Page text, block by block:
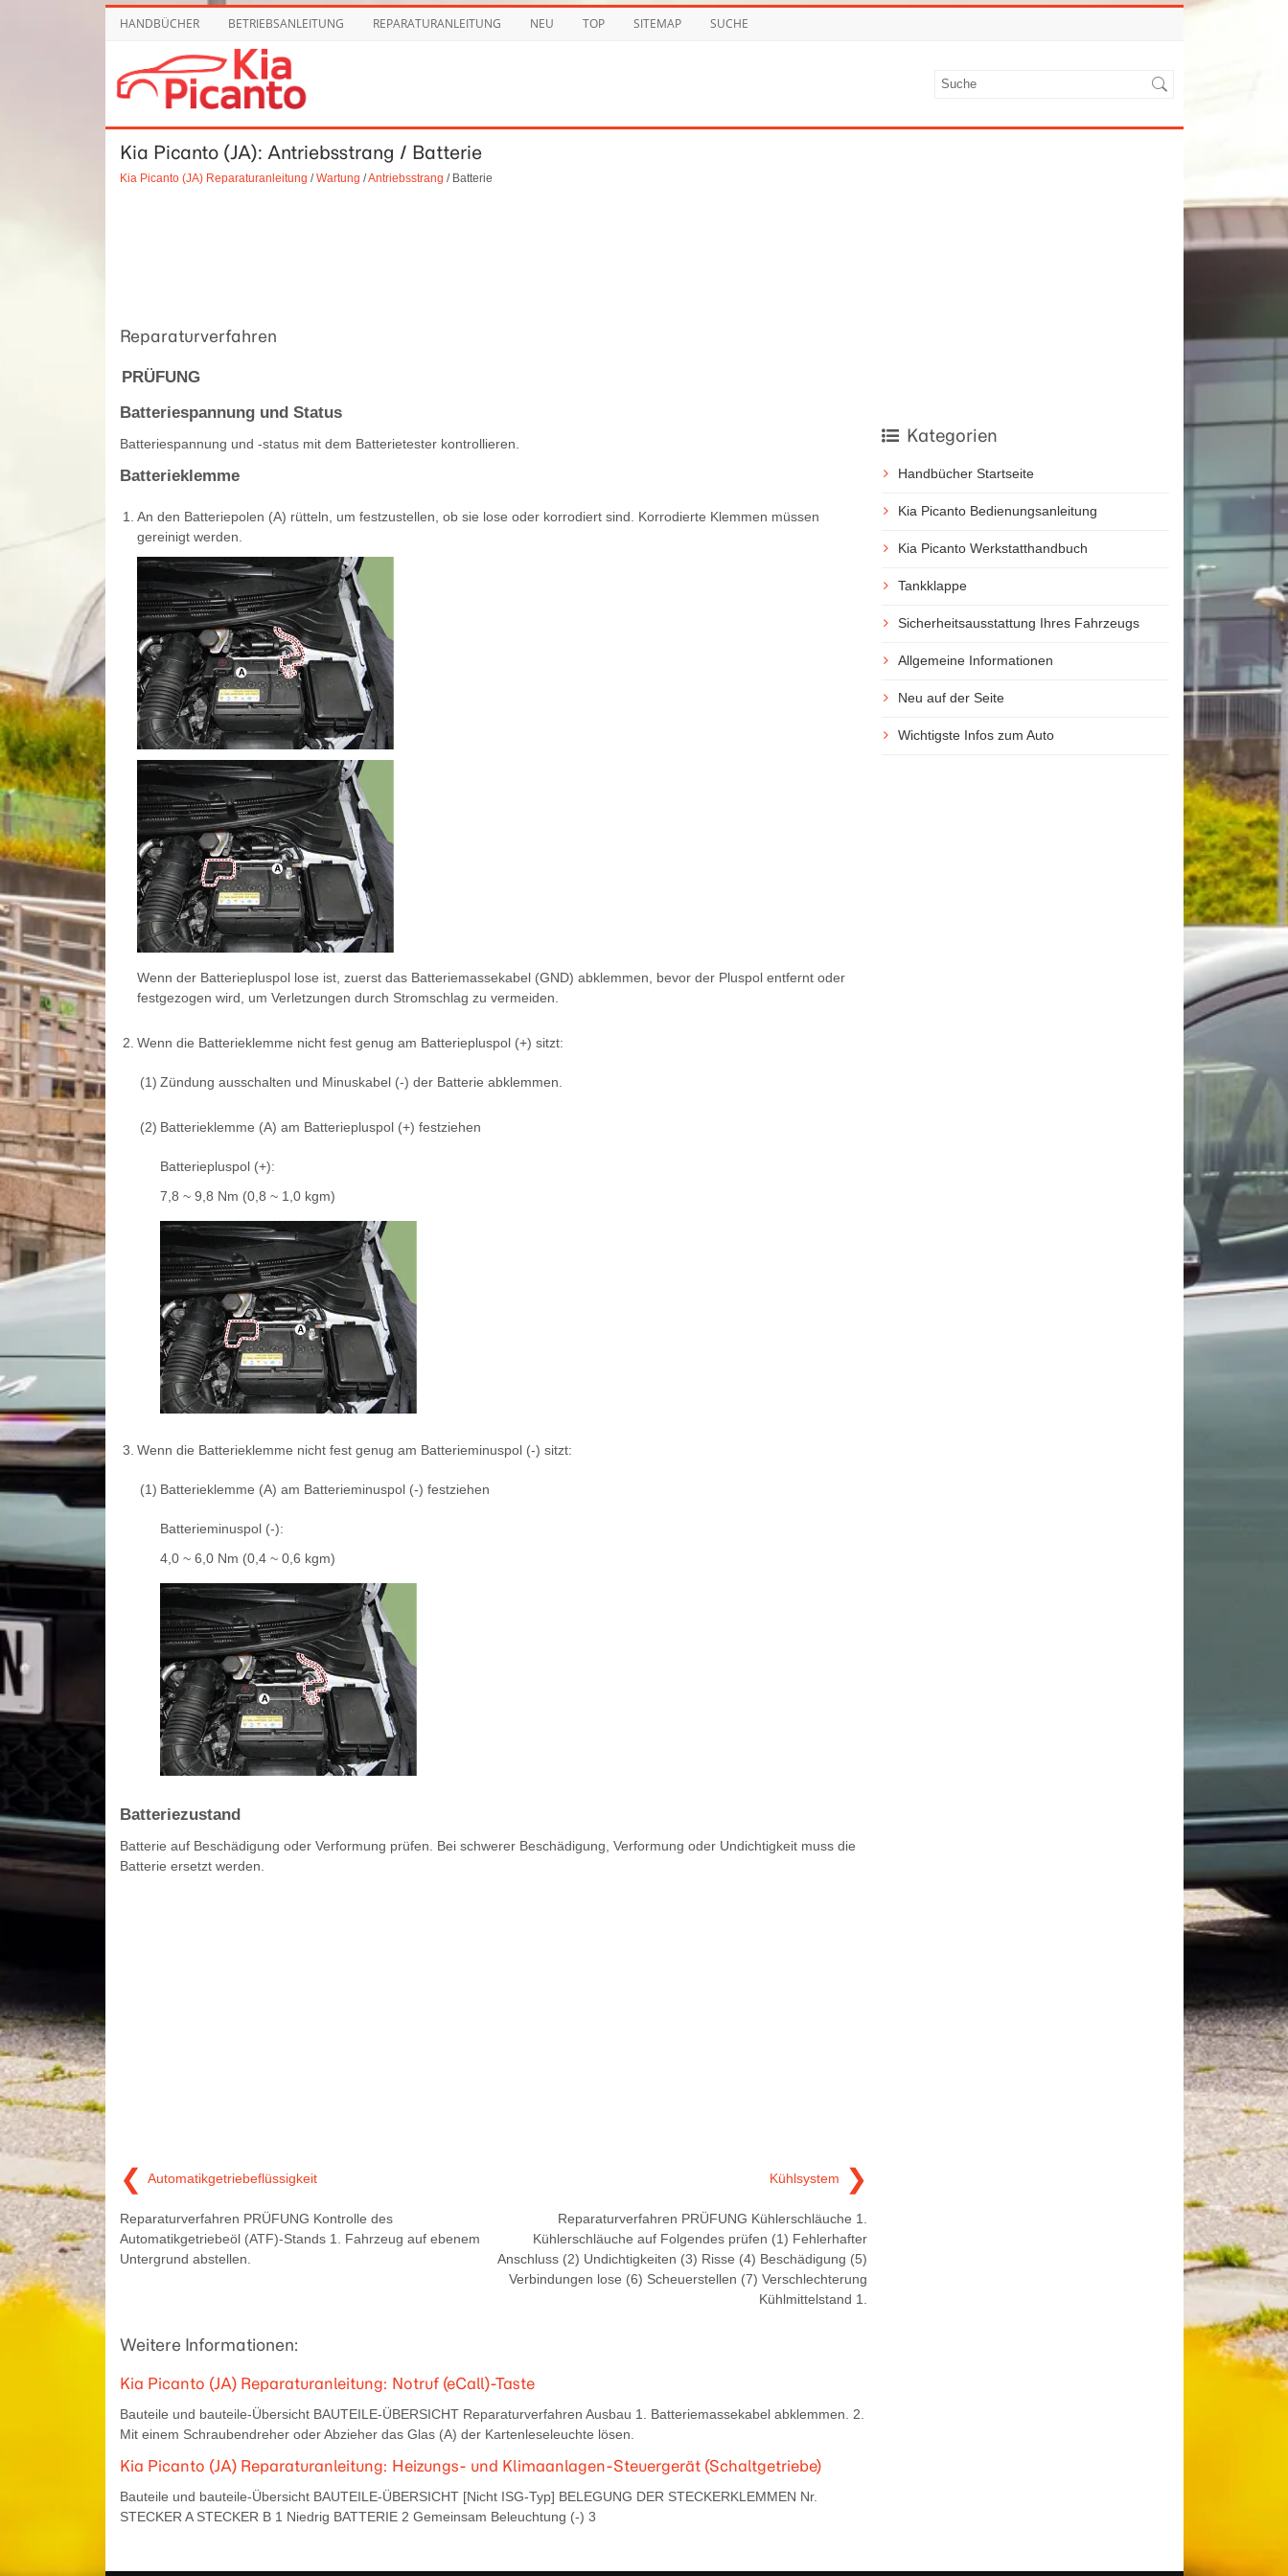
HANDBÜCHER BETRIEBSANLEITUNG REPARATURANLEITUNG NEU TOP SITEMAP SUCHE
Kia Picanto (JA): Antriebsstrang / Batterie
Kia Picanto (JA) Reparaturanleitung /Wartung /Antriebsstrang / Batterie
Reparaturverfahren
PRÜFUNG
Batteriespannung und Status
Batteriespannung und -status mit dem Batterietester kontrollieren.
Batterieklemme
1.
An den Batteriepolen (A) rütteln, um festzustellen, ob sie lose oder korrodiert sind. Korrodierte Klemmen müssen
gereinigt werden.
Wenn der Batteriepluspol lose ist, zuerst das Batteriemassekabel (GND) abklemmen, bevor der Pluspol entfernt oder
festgezogen wird, um Verletzungen durch Stromschlag zu vermeiden.
2. Wenn die Batterieklemme nicht fest genug am Batteriepluspol (+) sitzt:
(1) Zündung ausschalten und Minuskabel (-) der Batterie abklemmen.
(2) Batterieklemme (A) am Batteriepluspol (+) festziehen
Batteriepluspol (+):
7,8 ~ 9,8 Nm (0,8 ~ 1,0 kgm)
3. Wenn die Batterieklemme nicht fest genug am Batterieminuspol (-) sitzt:
(1) Batterieklemme (A) am Batterieminuspol (-) festziehen
Batterieminuspol (-):
4,0 ~ 6,0 Nm (0,4 ~ 0,6 kgm)
Batteriezustand
Batterie auf Beschädigung oder Verformung prüfen. Bei schwerer Beschädigung, Verformung oder Undichtigkeit muss die
Batterie ersetzt werden.
❮ Automatikgetriebeflüssigkeit
Reparaturverfahren PRÜFUNG Kontrolle des
Automatikgetriebeöl (ATF)-Stands 1. Fahrzeug auf ebenem
Untergrund abstellen.
Kühlsystem ❯
Reparaturverfahren PRÜFUNG Kühlerschläuche 1.
Kühlerschläuche auf Folgendes prüfen (1) Fehlerhafter
Anschluss (2) Undichtigkeiten (3) Risse (4) Beschädigung (5)
Verbindungen lose (6) Scheuerstellen (7) Verschlechterung
Kühlmittelstand 1.
Weitere Informationen:
Kia Picanto (JA) Reparaturanleitung: Notruf (eCall)-Taste
Bauteile und bauteile-Übersicht BAUTEILE-ÜBERSICHT Reparaturverfahren Ausbau 1. Batteriemassekabel abklemmen. 2.
Mit einem Schraubendreher oder Abzieher das Glas (A) der Kartenleseleuchte lösen.
Kia Picanto (JA) Reparaturanleitung: Heizungs- und Klimaanlagen-Steuergerät (Schaltgetriebe)
Bauteile und bauteile-Übersicht BAUTEILE-ÜBERSICHT [Nicht ISG-Typ] BELEGUNG DER STECKERKLEMMEN Nr.
STECKER A STECKER B 1 Niedrig BATTERIE 2 Gemeinsam Beleuchtung (-) 3
Kategorien
Handbücher Startseite
Kia Picanto Bedienungsanleitung
Kia Picanto Werkstatthandbuch
Tankklappe
Sicherheitsausstattung Ihres Fahrzeugs
Allgemeine Informationen
Neu auf der Seite
Wichtigste Infos zum Auto